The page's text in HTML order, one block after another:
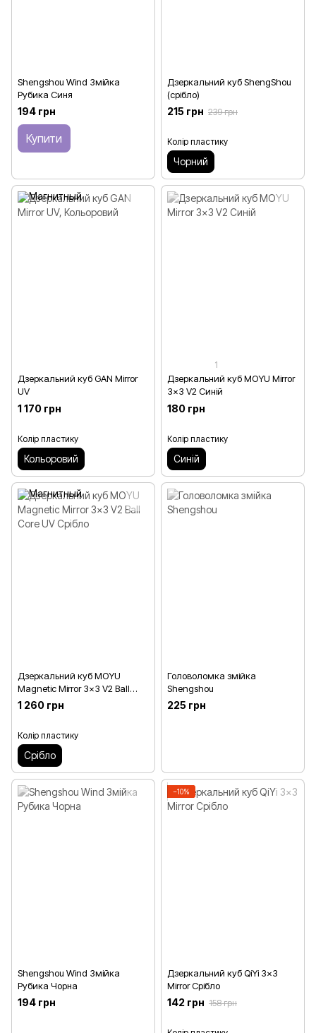
Shengshou Wind Змійка
Рубика Синя
194 грн
Купити
Дзеркальний куб ShengShou
(срібло)
215 грн 239 грн
Колір пластику
Чорний
Дзеркальний куб GAN Mirror
UV
1 170 грн
Колір пластику
Кольоровий
1
Дзеркальний куб MOYU Mirror
3x3 V2 Синій
180 грн
Колір пластику
Синій
Дзеркальний куб MOYU
Magnetic Mirror 3x3 V2 Ball
Core UV Срібло
1 260 грн
Колір пластику
Срібло
Головоломка змійка
Shengshou
225 грн
Shengshou Wind Змійка
Рубика Чорна
194 грн
−10%
Дзеркальний куб QiYi 3x3
Mirror Срібло
142 грн 158 грн